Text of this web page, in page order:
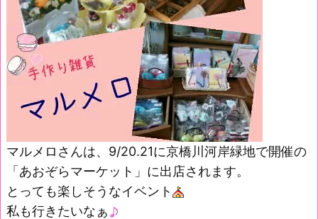
マルメロさんは、9/20.21に京橋川河岸緑地で開催の
「あおぞらマーケット」に出店されます。
とっても楽しそうなイベント
私も行きたいなぁ